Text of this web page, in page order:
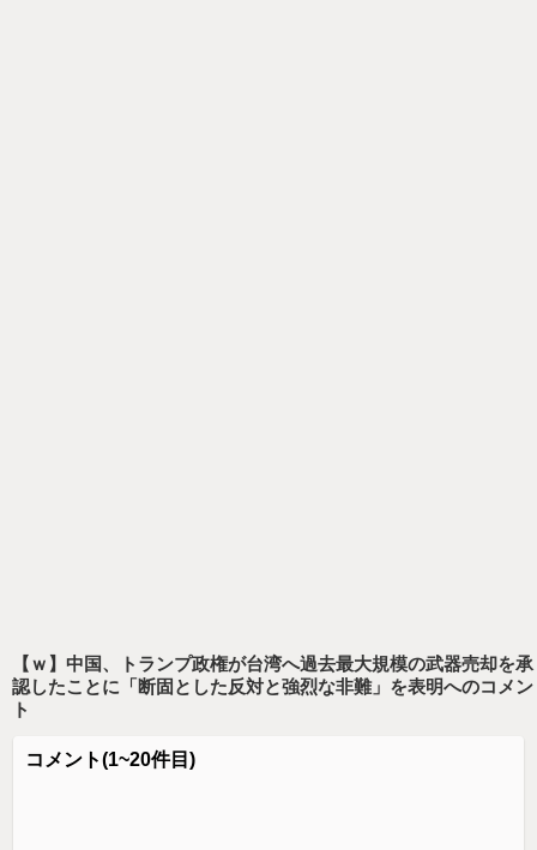
【ｗ】中国、トランプ政権が台湾へ過去最大規模の武器売却を承
認したことに「断固とした反対と強烈な非難」を表明へのコメン
ト
コメント(1~20件目)